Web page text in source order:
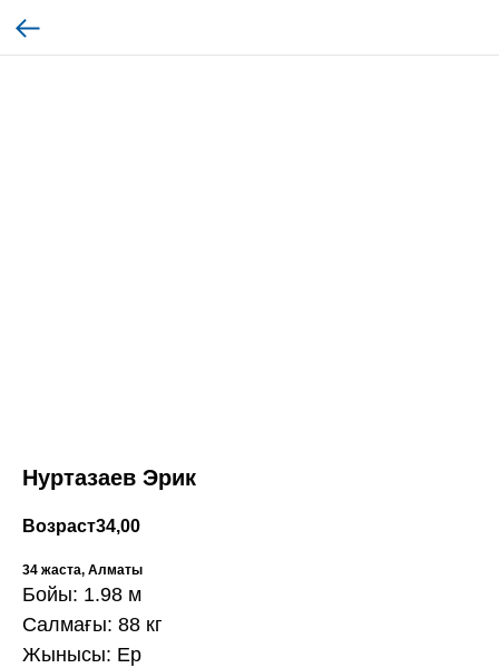
Нуртазаев Эрик
Возраст34,00
34 жаста, Алматы
Бойы: 1.98 м
Салмағы: 88 кг
Жынысы: Ер